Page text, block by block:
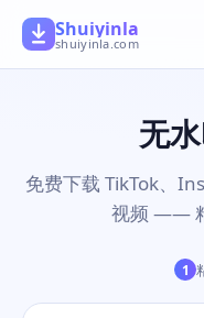
Shuiyinla
shuiyinla.com
无
免费下载 TikTok、
视频 ——
1